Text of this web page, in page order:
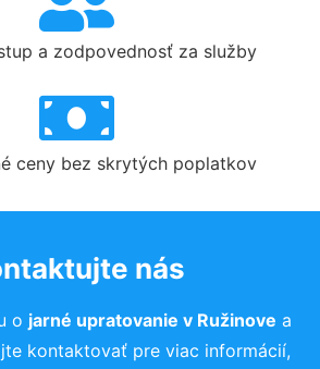
a zodpovednosť za služby
ceny bez skrytých poplatkov
nás
o jarné upratovanie v Ružinove a
kontaktovať pre viac informácií,